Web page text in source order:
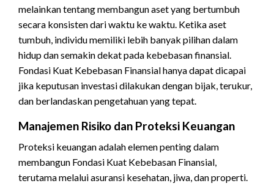
melainkan tentang membangun aset yang bertumbuh
secara konsisten dari waktu ke waktu. Ketika aset
tumbuh, individu memiliki lebih banyak pilihan dalam
hidup dan semakin dekat pada kebebasan finansial.
Fondasi Kuat Kebebasan Finansial hanya dapat dicapai
jika keputusan investasi dilakukan dengan bijak, terukur,
dan berlandaskan pengetahuan yang tepat.
Manajemen Risiko dan Proteksi Keuangan
Proteksi keuangan adalah elemen penting dalam
membangun Fondasi Kuat Kebebasan Finansial,
terutama melalui asuransi kesehatan, jiwa, dan properti.